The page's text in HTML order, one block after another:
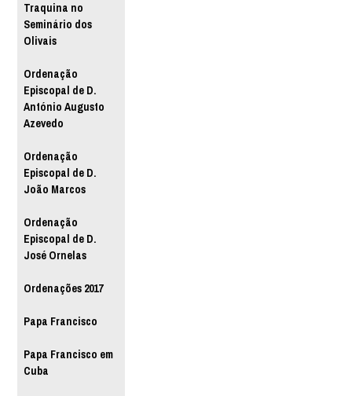
Traquina no
Seminário dos
Olivais
Ordenação
Episcopal de D.
António Augusto
Azevedo
Ordenação
Episcopal de D.
João Marcos
Ordenação
Episcopal de D.
José Ornelas
Ordenações 2017
Papa Francisco
Papa Francisco em
Cuba